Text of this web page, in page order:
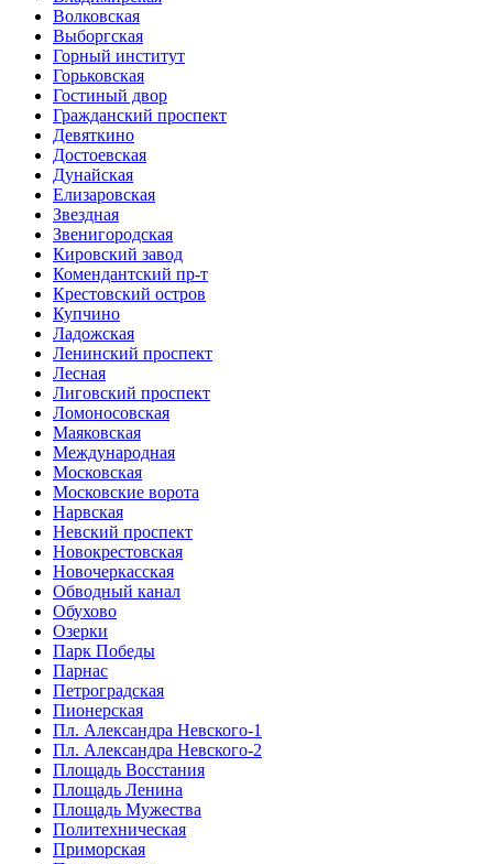
Волковская
Выборгская
Горный институт
Горьковская
Гостиный двор
Гражданский проспект
Девяткино
Достоевская
Дунайская
Елизаровская
Звездная
Звенигородская
Кировский завод
Комендантский пр-т
Крестовский остров
Купчино
Ладожская
Ленинский проспект
Лесная
Лиговский проспект
Ломоносовская
Маяковская
Международная
Московская
Московские ворота
Нарвская
Невский проспект
Новокрестовская
Новочеркасская
Обводный канал
Обухово
Озерки
Парк Победы
Парнас
Петроградская
Пионерская
Пл. Александра Невского-1
Пл. Александра Невского-2
Площадь Восстания
Площадь Ленина
Площадь Мужества
Политехническая
Приморская